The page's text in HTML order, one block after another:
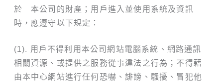
於 本公司的財產；用戶進入並使用系統及資訊
時，應遵守以下規定：
(1). 用戶不得利用本公司網站電腦系統、網路通訊
相關資源、或提供之服務從事違法之行為；不得藉
由本中心網站進行任何恐嚇、誹謗、騷擾、冒犯他